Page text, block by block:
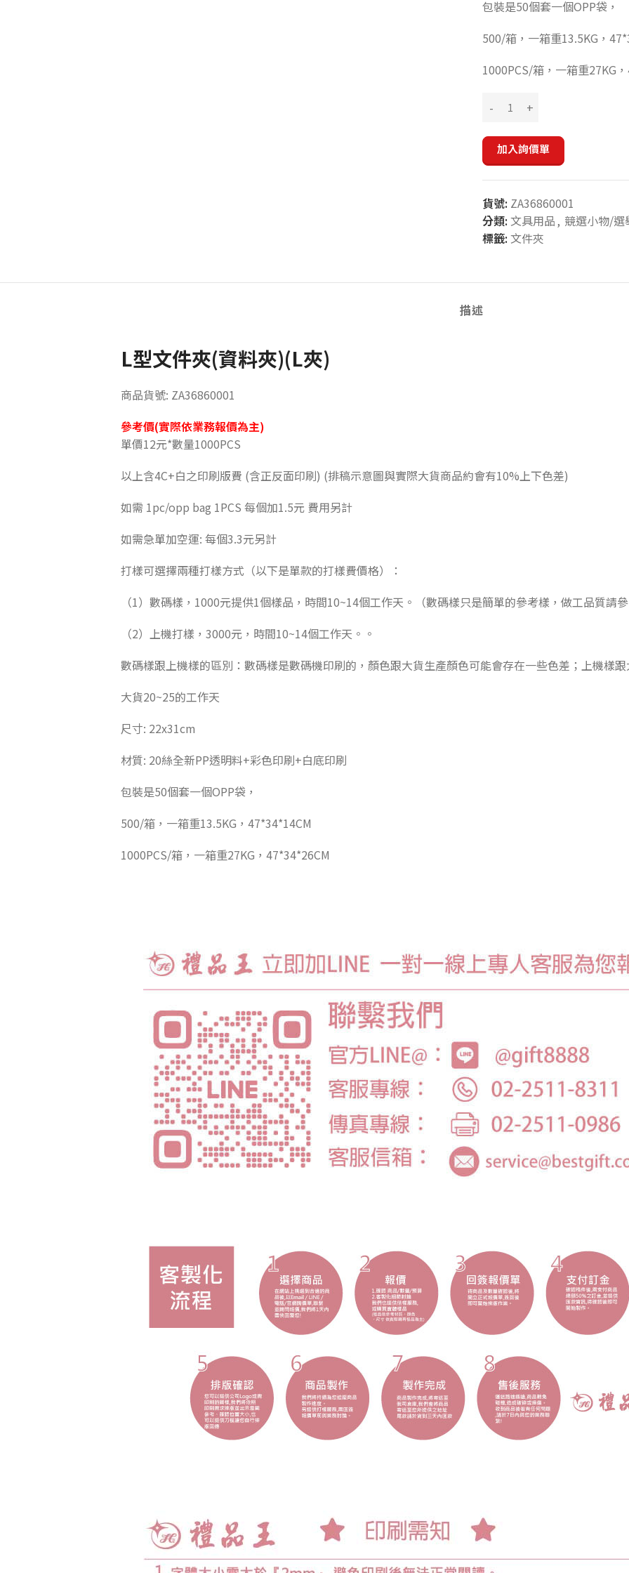
包裝是50個套一個OPP袋，
500/箱，一箱重13.5KG，
1000PCS/箱，一箱重27KG
加入詢價單
貨號: ZA36860001
分類: 文具用品 , 競選小物/選
標籤: 文件夾
描述
L型文件夾(資料夾)(L夾)
商品貨號: ZA36860001
參考價(實際依業務報價為主)
單價12元*數量1000PCS
以上含4C+白之印刷版費 (含正反面印刷) (排稿示意圖與實際大貨商品約會有10%上下色差)
如需 1pc/opp bag 1PCS 每個加1.5元 費用另計
如需急單加空運: 每個3.3元另計
打樣可選擇兩種打樣方式（以下是單款的打樣費價格）：
（1）數碼樣，1000元提供1個樣品，時間10~14個工作天。（數碼樣只是簡單的參考樣，做工品質請
（2）上機打樣，3000元，時間10~14個工作天。。
數碼樣跟上機樣的區別：數碼樣是數碼機印刷的，顏色跟大貨生產顏色可能會存在一些色差；上機樣
大貨20~25的工作天
尺寸: 22x31cm
材質: 20絲全新PP透明料+彩色印刷+白底印刷
包裝是50個套一個OPP袋，
500/箱，一箱重13.5KG，47*34*14CM
1000PCS/箱，一箱重27KG，47*34*26CM